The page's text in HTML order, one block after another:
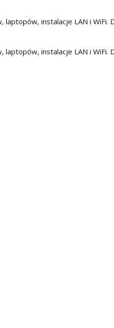
laptopów, instalacje LAN i
laptopów, instalacje LAN i